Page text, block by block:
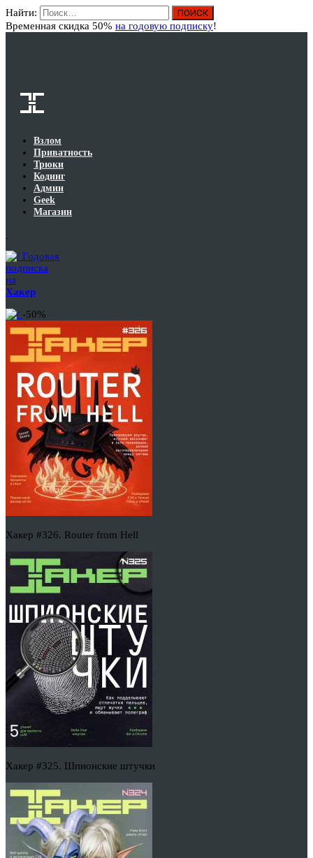
Найти:
Временная скидка 50% на годовую подписку!
Взлом
Приватность
Трюки
Кодинг
Админ
Geek
Магазин
Годовая
подписка
на
Хакер
-50%
Хакер #326. Router from Hell
Хакер #325. Шпионские штучки